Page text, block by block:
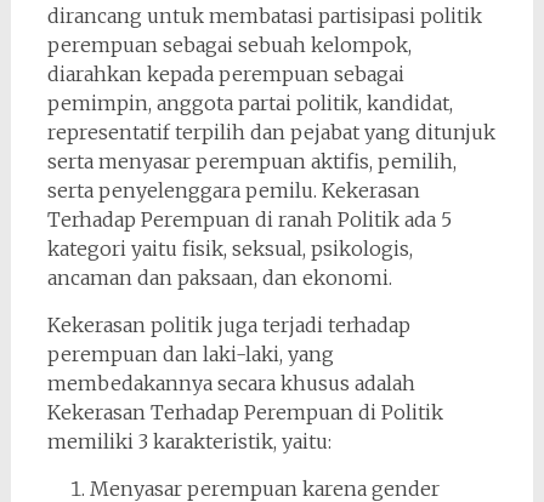
dirancang untuk membatasi partisipasi politik
perempuan sebagai sebuah kelompok,
diarahkan kepada perempuan sebagai
pemimpin, anggota partai politik, kandidat,
representatif terpilih dan pejabat yang ditunjuk
serta menyasar perempuan aktifis, pemilih,
serta penyelenggara pemilu. Kekerasan
Terhadap Perempuan di ranah Politik ada 5
kategori yaitu fisik, seksual, psikologis,
ancaman dan paksaan, dan ekonomi.
Kekerasan politik juga terjadi terhadap
perempuan dan laki-laki, yang
membedakannya secara khusus adalah
Kekerasan Terhadap Perempuan di Politik
memiliki 3 karakteristik, yaitu:
Menyasar perempuan karena gender